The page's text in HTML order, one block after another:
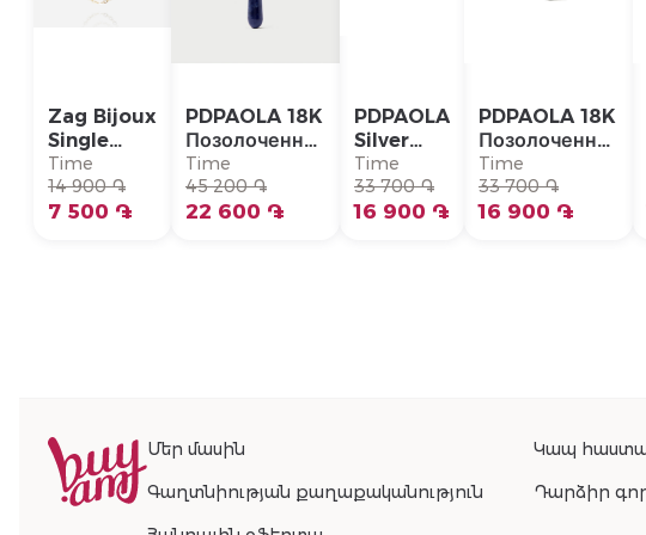
Zag Bijoux
Single
Earring/
SLA22993-
01WHT
Time
14 900 ֏
7 500 ֏
PDPAOLA 18K
Позолоченная
Серебряная
Моно-серьга/
PG01-336-U
Time
45 200 ֏
22 600 ֏
PDPAOLA
Silver
Single
Earring/
PG02-
Time
33 700 ֏
16 900 ֏
PDPAOLA 18K
Позолоченная
Серебряная
Моно-серьга/
PG01-094-U
Time
33 700 ֏
16 900 ֏
Մեր մասին Կապ
Գաղտնիության քաղաքականություն
Դարձիր